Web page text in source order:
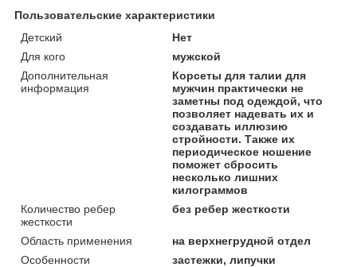
Пользовательские характеристики
Детский
Нет
Для кого
мужской
Дополнительная
информация
Корсеты для талии для
мужчин практически не
заметны под одеждой, что
позволяет надевать их и
создавать иллюзию
стройности. Также их
периодическое ношение
поможет сбросить
несколько лишних
килограммов
Количество ребер
жесткости
без ребер жесткости
Область применения
на верхнегрудной отдел
Особенности
застежки, липучки